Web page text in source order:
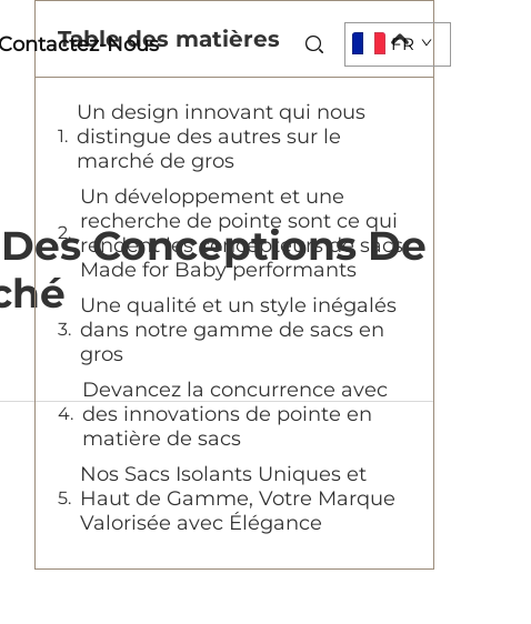
Contactez-Nous FR
Conceptions De
Table des matières
Un design innovant qui nous
distingue des autres sur le
marché de gros
Un développement et une
recherche de pointe sont ce qui
rendent les concepteurs de sacs
Made for Baby performants
Une qualité et un style inégalés
dans notre gamme de sacs en
gros
Devancez la concurrence avec
des innovations de pointe en
matière de sacs
Nos Sacs Isolants Uniques et
Haut de Gamme, Votre Marque
Valorisée avec Élégance